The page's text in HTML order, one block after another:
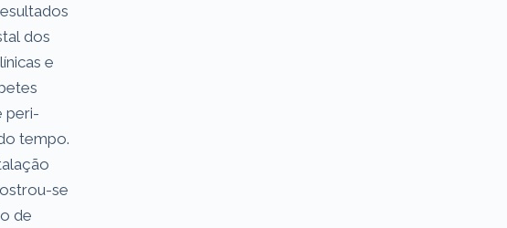
dos
e
peri-
tempo.
se
de